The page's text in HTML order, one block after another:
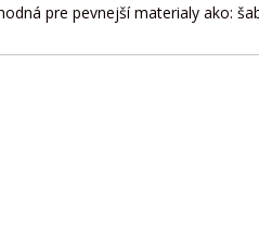
pre pevnejší materialy ako: